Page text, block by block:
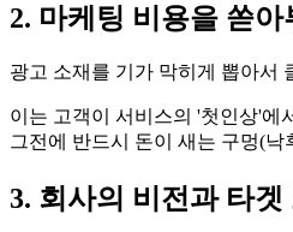
2. 마케팅 비용을 쏟
광고 소재를 기가 막히게 뽑아서
이는 고객이 서비스의 '첫인상'에
그전에 반드시 돈이 새는 구멍(
3. 회사의 비전과 타